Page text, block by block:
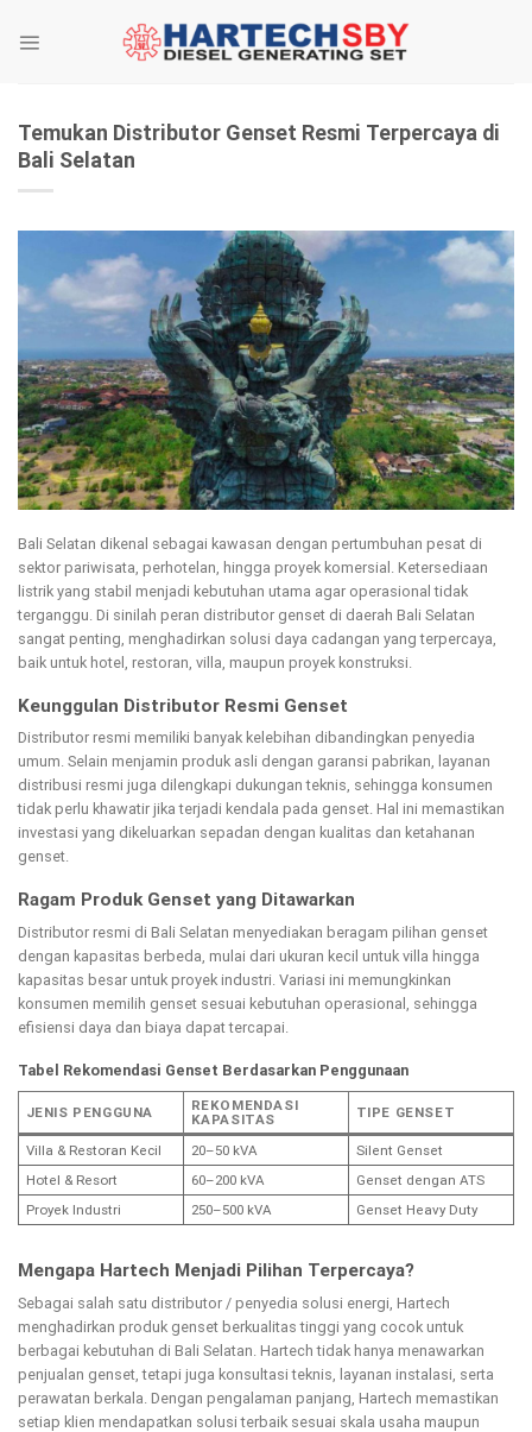
Temukan Distributor Genset Resmi Terpercaya di
Bali Selatan
Bali Selatan dikenal sebagai kawasan dengan pertumbuhan pesat di
sektor pariwisata, perhotelan, hingga proyek komersial. Ketersediaan
listrik yang stabil menjadi kebutuhan utama agar operasional tidak
terganggu. Di sinilah peran distributor genset di daerah Bali Selatan
sangat penting, menghadirkan solusi daya cadangan yang terpercaya,
baik untuk hotel, restoran, villa, maupun proyek konstruksi.
Keunggulan Distributor Resmi Genset
Distributor resmi memiliki banyak kelebihan dibandingkan penyedia
umum. Selain menjamin produk asli dengan garansi pabrikan, layanan
distribusi resmi juga dilengkapi dukungan teknis, sehingga konsumen
tidak perlu khawatir jika terjadi kendala pada genset. Hal ini memastikan
investasi yang dikeluarkan sepadan dengan kualitas dan ketahanan
genset.
Ragam Produk Genset yang Ditawarkan
Distributor resmi di Bali Selatan menyediakan beragam pilihan genset
dengan kapasitas berbeda, mulai dari ukuran kecil untuk villa hingga
kapasitas besar untuk proyek industri. Variasi ini memungkinkan
konsumen memilih genset sesuai kebutuhan operasional, sehingga
efisiensi daya dan biaya dapat tercapai.
Tabel Rekomendasi Genset Berdasarkan Penggunaan
JENIS PENGGUNA
REKOMENDASI
KAPASITAS
TIPE GENSET
Villa & Restoran Kecil 20–50 kVA
Silent Genset
Hotel & Resort
60–200 kVA
Genset dengan ATS
Proyek Industri
250–500 kVA Genset Heavy Duty
Mengapa Hartech Menjadi Pilihan Terpercaya?
Sebagai salah satu distributor / penyedia solusi energi, Hartech
menghadirkan produk genset berkualitas tinggi yang cocok untuk
berbagai kebutuhan di Bali Selatan. Hartech tidak hanya menawarkan
penjualan genset, tetapi juga konsultasi teknis, layanan instalasi, serta
perawatan berkala. Dengan pengalaman panjang, Hartech memastikan
setiap klien mendapatkan solusi terbaik sesuai skala usaha maupun